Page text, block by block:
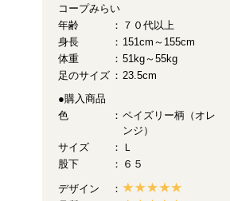
コープみらい
年齢
７０代以上
身長
151cm～155cm
体重
51kg～55kg
足のサイズ
23.5cm
●購入商品
色
ペイズリー柄（オレ
ンジ）
サイズ
Ｌ
股下
６５
デザイン